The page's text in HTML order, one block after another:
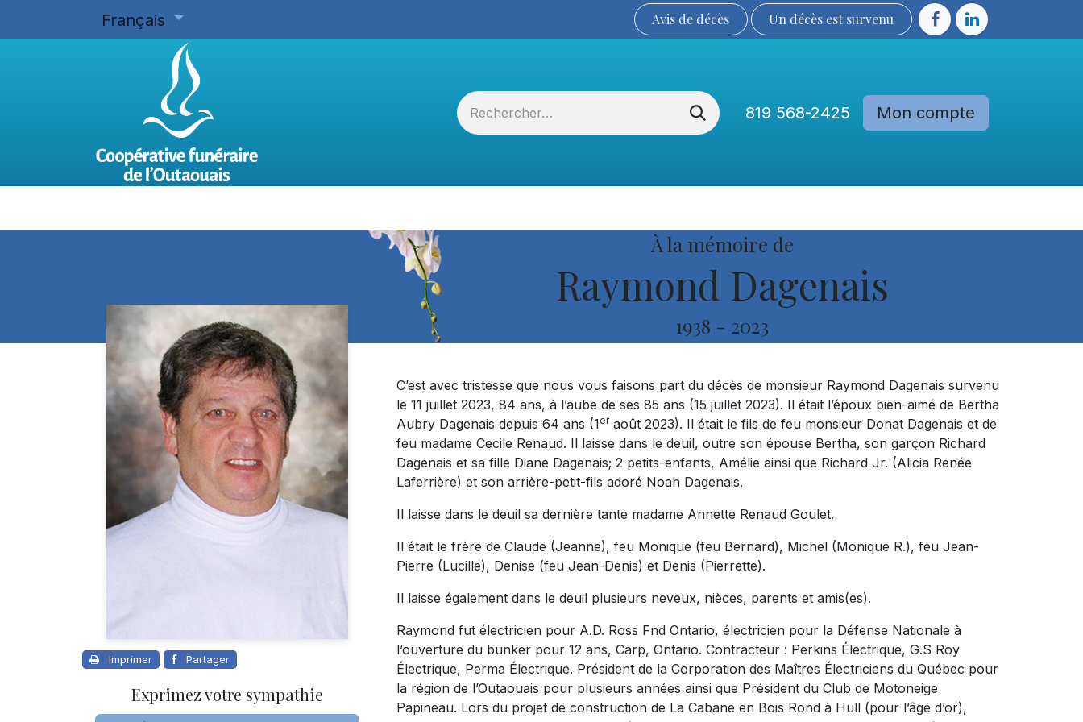
Français Avis de décès Un décès est sur​​​​​​​​ve​nu​​​​​​​​​​
819 568-2425 Mon compte
À la mémoire de
Raymond Dagenais
1938 - 2023
Imprimer Partager
Exprimez votre sympathie
C’est avec tristesse que nous vous faisons part du décès de monsieur Raymond Dagenais survenu
le 11 juillet 2023, 84 ans, à l’aube de ses 85 ans (15 juillet 2023). Il était l’époux bien-aimé de Bertha
Aubry Dagenais depuis 64 ans (1eraoût 2023). Il était le fils de feu monsieur Donat Dagenais et de
feu madame Cecile Renaud. Il laisse dans le deuil, outre son épouse Bertha, son garçon Richard
Dagenais et sa fille Diane Dagenais; 2 petits-enfants, Amélie ainsi que Richard Jr. (Alicia Renée
Laferrière) et son arrière-petit-fils adoré Noah Dagenais.
Il laisse dans le deuil sa dernière tante madame Annette Renaud Goulet.
Il était le frère de Claude (Jeanne), feu Monique (feu Bernard), Michel (Monique R.), feu Jean-
Pierre (Lucille), Denise (feu Jean-Denis) et Denis (Pierrette).
Il laisse également dans le deuil plusieurs neveux, nièces, parents et amis(es).
Raymond fut électricien pour A.D. Ross Fnd Ontario, électricien pour la Défense Nationale à
l’ouverture du bunker pour 12 ans, Carp, Ontario. Contracteur : Perkins Électrique, G.S Roy
Électrique, Perma Électrique. Président de la Corporation des Maîtres Électriciens du Québec pour
la région de l’Outaouais pour plusieurs années ainsi que Président du Club de Motoneige
Papineau. Lors du projet de construction de La Cabane en Bois Rond à Hull (pour l’âge d’or),